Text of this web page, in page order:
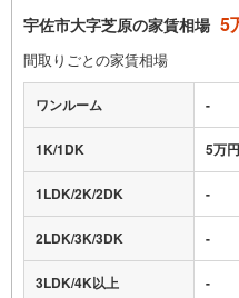
宇佐市大字芝原の家賃相場 5
間取りごとの家賃相場
ワンルーム -
1K/1DK 5万円
1LDK/2K/2DK -
2LDK/3K/3DK -
3LDK/4K以上 -